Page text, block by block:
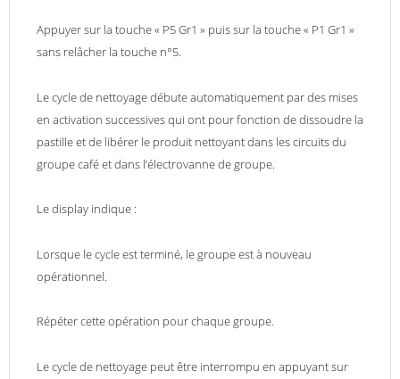
Appuyer sur la touche « P5 Gr1 » puis sur la touche « P1 Gr1 »
sans relâcher la touche n°5.
Le cycle de nettoyage débute automatiquement par des mises
en activation successives qui ont pour fonction de dissoudre la
pastille et de libérer le produit nettoyant dans les circuits du
groupe café et dans l’électrovanne de groupe.
Le display indique :
Lorsque le cycle est terminé, le groupe est à nouveau
opérationnel.
Répéter cette opération pour chaque groupe.
Le cycle de nettoyage peut être interrompu en appuyant sur